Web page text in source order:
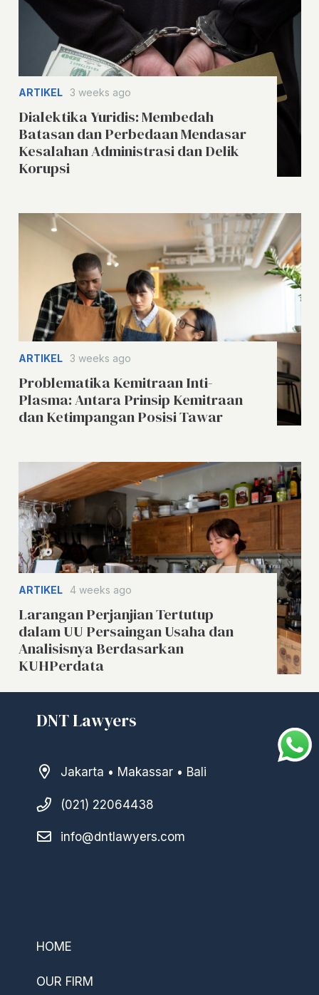
ARTIKEL 3 weeks ago
Dialektika Yuridis: Membedah
Batasan dan Perbedaan Mendasar
Kesalahan Administrasi dan Delik
Korupsi
ARTIKEL 3 weeks ago
Problematika Kemitraan Inti-
Plasma: Antara Prinsip Kemitraan
dan Ketimpangan Posisi Tawar
ARTIKEL 4 weeks ago
Larangan Perjanjian Tertutup
dalam UU Persaingan Usaha dan
Analisisnya Berdasarkan
KUHPerdata
DNT Lawyers
Jakarta • Makassar • Bali
(021) 22064438
info@dntlawyers.com
HOME
OUR FIRM